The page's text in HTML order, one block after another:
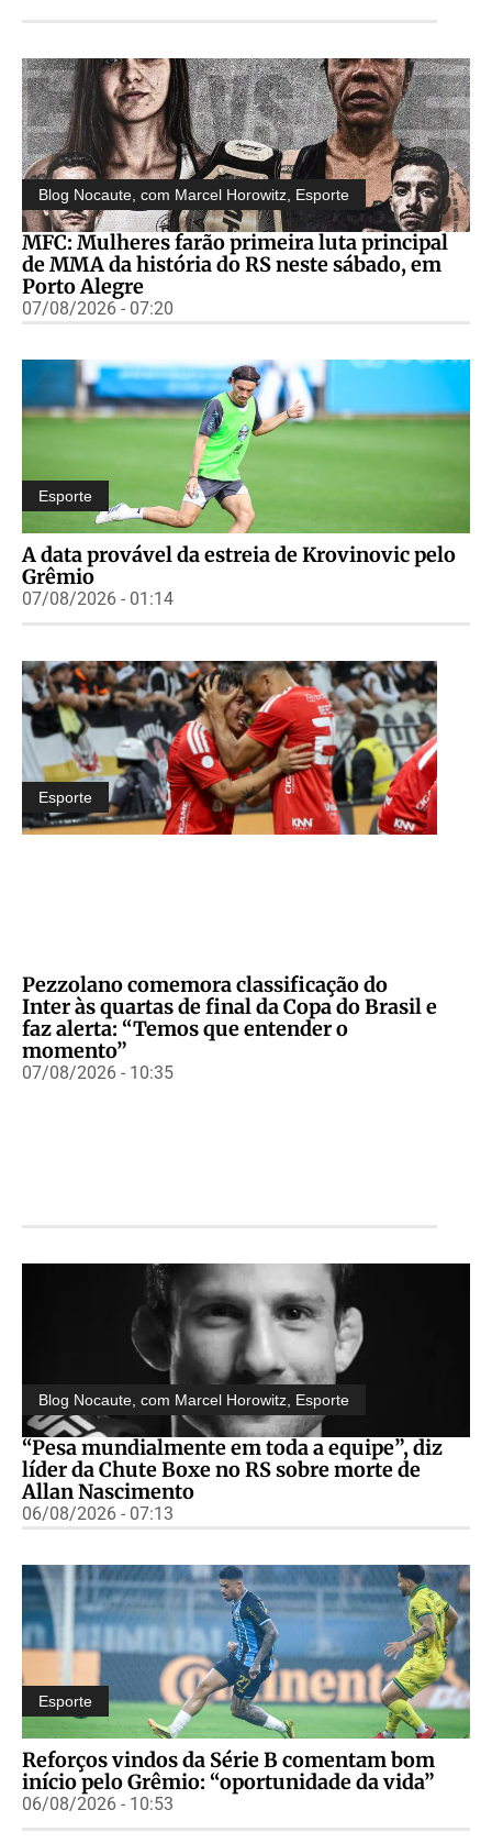
Blog Nocaute, com Marcel Horowitz Esporte
MFC: Mulheres farão primeira luta principal
de MMA da história do RS neste sábado, em
Porto Alegre
07/08/2026 - 07:20
Esporte
A data provável da estreia de Krovinovic pelo
Grêmio
07/08/2026 - 01:14
Esporte
Pezzolano comemora classificação do
Inter às quartas de final da Copa do Brasil e
faz alerta: “Temos que entender o
momento”
07/08/2026 - 10:35
Blog Nocaute, com Marcel Horowitz Esporte
“Pesa mundialmente em toda a equipe”, diz
líder da Chute Boxe no RS sobre morte de
Allan Nascimento
06/08/2026 - 07:13
Esporte
Reforços vindos da Série B comentam bom
início pelo Grêmio: “oportunidade da vida”
06/08/2026 - 10:53